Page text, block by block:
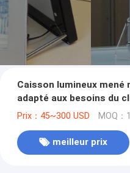
Caisson lumineux mené
adapté aux besoins du
Prix：45~300 USD MOQ
meilleur prix